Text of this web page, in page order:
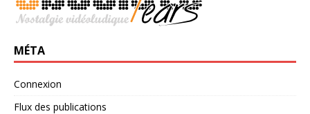
MÉTA
Connexion
Flux des publications